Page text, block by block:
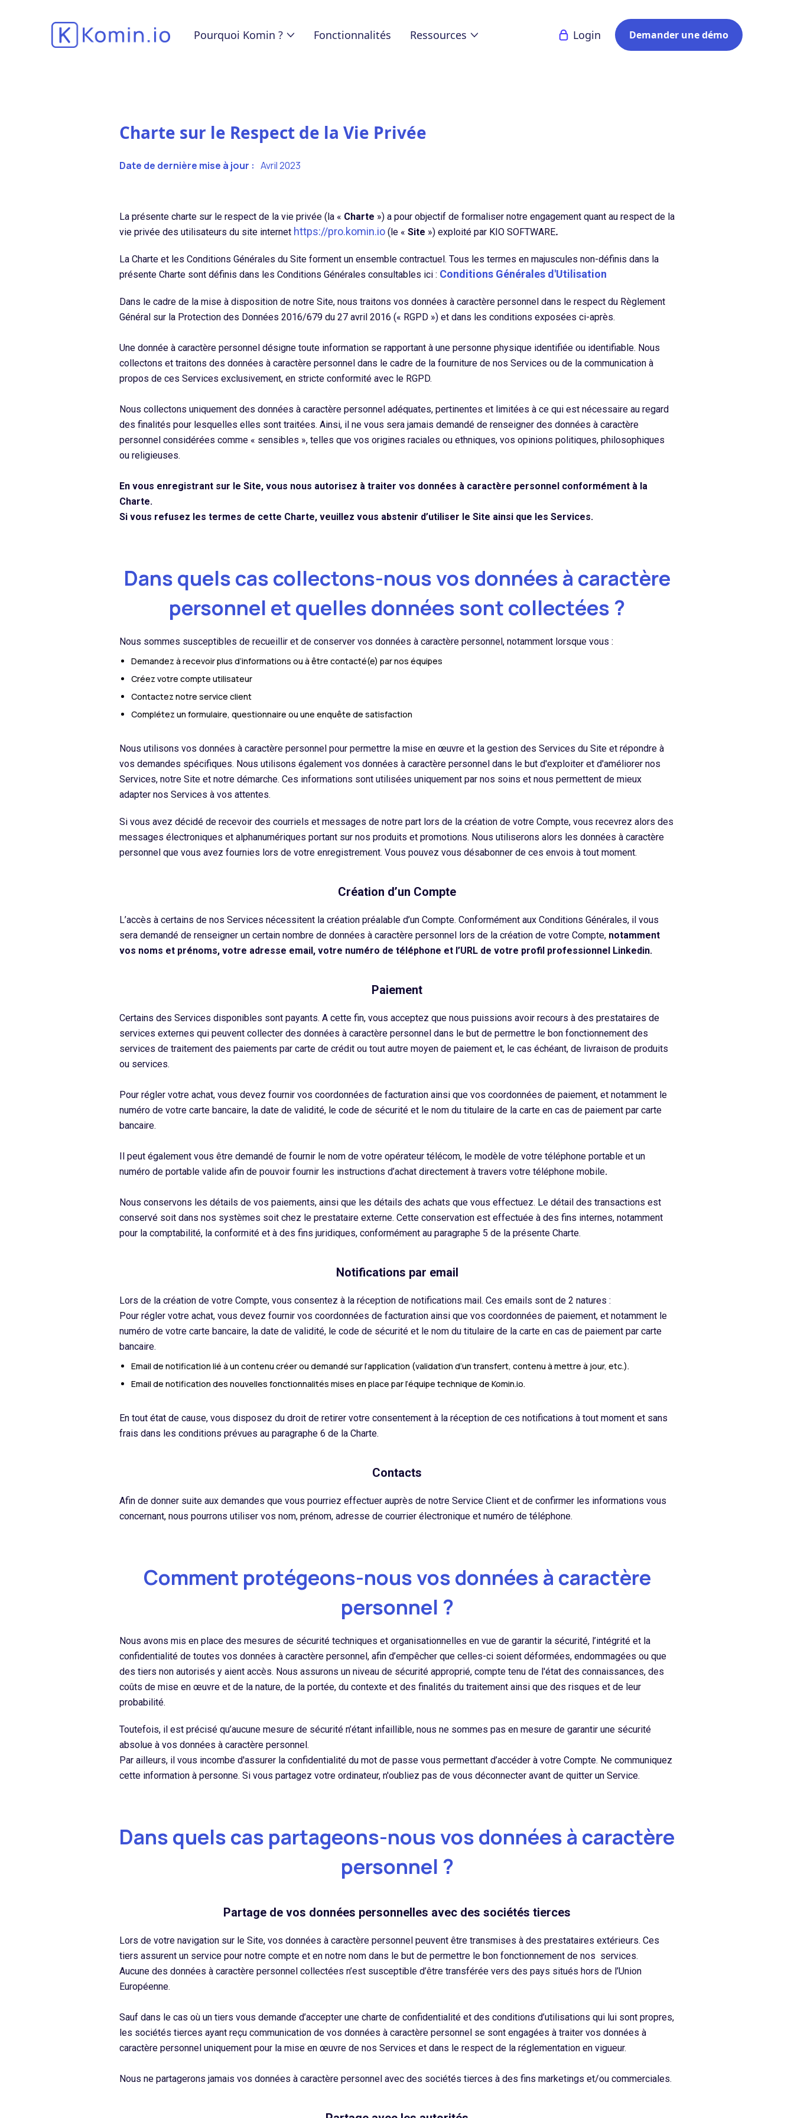
Pourquoi Komin ? Fonctionnalités Ressources Login Demander une démo
Charte sur le Respect de la Vie Privée
Date de dernière mise à jour : Avril 2023
La présente charte sur le respect de la vie privée (la « Charte ») a pour objectif de formaliser notre engagement quant au respect de la
vie privée des utilisateurs du site internet https://pro.komin.io (le « Site ») exploité par KIO SOFTWARE.
La Charte et les Conditions Générales du Site forment un ensemble contractuel. Tous les termes en majuscules non-définis dans la
présente Charte sont définis dans les Conditions Générales consultables ici : Conditions Générales d'Utilisation
Dans le cadre de la mise à disposition de notre Site, nous traitons vos données à caractère personnel dans le respect du Règlement
Général sur la Protection des Données 2016/679 du 27 avril 2016 (« RGPD ») et dans les conditions exposées ci-après.
Une donnée à caractère personnel désigne toute information se rapportant à une personne physique identifiée ou identifiable. Nous
collectons et traitons des données à caractère personnel dans le cadre de la fourniture de nos Services ou de la communication à
propos de ces Services exclusivement, en stricte conformité avec le RGPD.
Nous collectons uniquement des données à caractère personnel adéquates, pertinentes et limitées à ce qui est nécessaire au regard
des finalités pour lesquelles elles sont traitées. Ainsi, il ne vous sera jamais demandé de renseigner des données à caractère
personnel considérées comme « sensibles », telles que vos origines raciales ou ethniques, vos opinions politiques, philosophiques
ou religieuses.
En vous enregistrant sur le Site, vous nous autorisez à traiter vos données à caractère personnel conformément à la
Charte.
Si vous refusez les termes de cette Charte, veuillez vous abstenir d’utiliser le Site ainsi que les Services.
Dans quels cas collectons-nous vos données à caractère
personnel et quelles données sont collectées ?
Nous sommes susceptibles de recueillir et de conserver vos données à caractère personnel, notamment lorsque vous :
Demandez à recevoir plus d’informations ou à être contacté(e) par nos équipes
Créez votre compte utilisateur
Contactez notre service client
Complétez un formulaire, questionnaire ou une enquête de satisfaction
Nous utilisons vos données à caractère personnel pour permettre la mise en œuvre et la gestion des Services du Site et répondre à
vos demandes spécifiques. Nous utilisons également vos données à caractère personnel dans le but d'exploiter et d'améliorer nos
Services, notre Site et notre démarche. Ces informations sont utilisées uniquement par nos soins et nous permettent de mieux
adapter nos Services à vos attentes.
Si vous avez décidé de recevoir des courriels et messages de notre part lors de la création de votre Compte, vous recevrez alors des
messages électroniques et alphanumériques portant sur nos produits et promotions. Nous utiliserons alors les données à caractère
personnel que vous avez fournies lors de votre enregistrement. Vous pouvez vous désabonner de ces envois à tout moment.
Création d’un Compte
L’accès à certains de nos Services nécessitent la création préalable d’un Compte. Conformément aux Conditions Générales, il vous
sera demandé de renseigner un certain nombre de données à caractère personnel lors de la création de votre Compte, notamment
vos noms et prénoms, votre adresse email, votre numéro de téléphone et l’URL de votre profil professionnel Linkedin.
Paiement
Certains des Services disponibles sont payants. A cette fin, vous acceptez que nous puissions avoir recours à des prestataires de
services externes qui peuvent collecter des données à caractère personnel dans le but de permettre le bon fonctionnement des
services de traitement des paiements par carte de crédit ou tout autre moyen de paiement et, le cas échéant, de livraison de produits
ou services.
Pour régler votre achat, vous devez fournir vos coordonnées de facturation ainsi que vos coordonnées de paiement, et notamment le
numéro de votre carte bancaire, la date de validité, le code de sécurité et le nom du titulaire de la carte en cas de paiement par carte
bancaire.
Il peut également vous être demandé de fournir le nom de votre opérateur télécom, le modèle de votre téléphone portable et un
numéro de portable valide afin de pouvoir fournir les instructions d’achat directement à travers votre téléphone mobile.
Nous conservons les détails de vos paiements, ainsi que les détails des achats que vous effectuez. Le détail des transactions est
conservé soit dans nos systèmes soit chez le prestataire externe. Cette conservation est effectuée à des fins internes, notamment
pour la comptabilité, la conformité et à des fins juridiques, conformément au paragraphe 5 de la présente Charte.
Notifications par email
Lors de la création de votre Compte, vous consentez à la réception de notifications mail. Ces emails sont de 2 natures :
Pour régler votre achat, vous devez fournir vos coordonnées de facturation ainsi que vos coordonnées de paiement, et notamment le
numéro de votre carte bancaire, la date de validité, le code de sécurité et le nom du titulaire de la carte en cas de paiement par carte
bancaire.
Email de notification lié à un contenu créer ou demandé sur l’application (validation d’un transfert, contenu à mettre à jour, etc.).
Email de notification des nouvelles fonctionnalités mises en place par l’équipe technique de Komin.io.
En tout état de cause, vous disposez du droit de retirer votre consentement à la réception de ces notifications à tout moment et sans
frais dans les conditions prévues au paragraphe 6 de la Charte.
Contacts
Afin de donner suite aux demandes que vous pourriez effectuer auprès de notre Service Client et de confirmer les informations vous
concernant, nous pourrons utiliser vos nom, prénom, adresse de courrier électronique et numéro de téléphone.
Comment protégeons-nous vos données à caractère
personnel ?
Nous avons mis en place des mesures de sécurité techniques et organisationnelles en vue de garantir la sécurité, l’intégrité et la
confidentialité de toutes vos données à caractère personnel, afin d’empêcher que celles-ci soient déformées, endommagées ou que
des tiers non autorisés y aient accès. Nous assurons un niveau de sécurité approprié, compte tenu de l'état des connaissances, des
coûts de mise en œuvre et de la nature, de la portée, du contexte et des finalités du traitement ainsi que des risques et de leur
probabilité.
Toutefois, il est précisé qu’aucune mesure de sécurité n’étant infaillible, nous ne sommes pas en mesure de garantir une sécurité
absolue à vos données à caractère personnel.
Par ailleurs, il vous incombe d'assurer la confidentialité du mot de passe vous permettant d’accéder à votre Compte. Ne communiquez
cette information à personne. Si vous partagez votre ordinateur, n'oubliez pas de vous déconnecter avant de quitter un Service.
Dans quels cas partageons-nous vos données à caractère
personnel ?
Partage de vos données personnelles avec des sociétés tierces
Lors de votre navigation sur le Site, vos données à caractère personnel peuvent être transmises à des prestataires extérieurs. Ces
tiers assurent un service pour notre compte et en notre nom dans le but de permettre le bon fonctionnement de nos services.
Aucune des données à caractère personnel collectées n’est susceptible d’être transférée vers des pays situés hors de l’Union
Européenne.
Sauf dans le cas où un tiers vous demande d’accepter une charte de confidentialité et des conditions d’utilisations qui lui sont propres,
les sociétés tierces ayant reçu communication de vos données à caractère personnel se sont engagées à traiter vos données à
caractère personnel uniquement pour la mise en œuvre de nos Services et dans le respect de la réglementation en vigueur.
Nous ne partagerons jamais vos données à caractère personnel avec des sociétés tierces à des fins marketings et/ou commerciales.